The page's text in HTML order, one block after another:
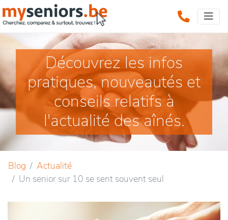
Découvrez les infos
pratiques, nouveautés et
conseils relatifs à
l'actualité des aînés.
Blog
Actualité
Un senior sur 10 se sent souvent seul